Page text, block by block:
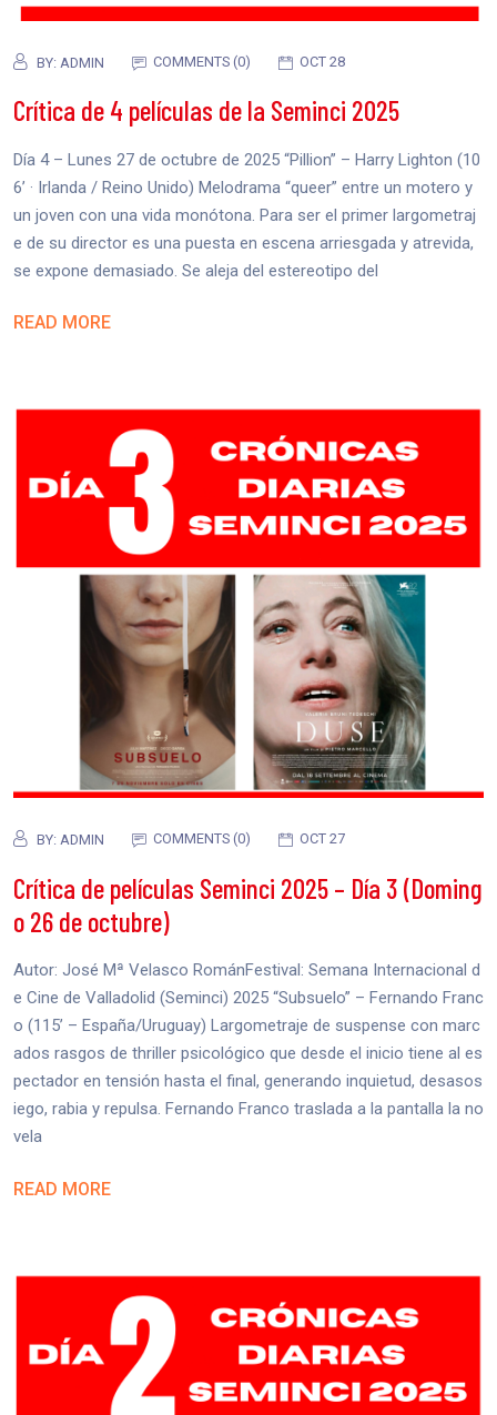
BY: ADMIN COMMENTS (0) OCT 28
Crítica de 4 películas de la Seminci 2025
Día 4 – Lunes 27 de octubre de 2025 “Pillion” – Harry Lighton (10
6’ · Irlanda / Reino Unido) Melodrama “queer” entre un motero y
un joven con una vida monótona. Para ser el primer largometraj
e de su director es una puesta en escena arriesgada y atrevida,
se expone demasiado. Se aleja del estereotipo del
READ MORE
BY: ADMIN COMMENTS (0) OCT 27
Crítica de películas Seminci 2025 – Día 3 (Doming
o 26 de octubre)
Autor: José Mª Velasco RománFestival: Semana Internacional d
e Cine de Valladolid (Seminci) 2025 “Subsuelo” – Fernando Franc
o (115’ – España/Uruguay) Largometraje de suspense con marc
ados rasgos de thriller psicológico que desde el inicio tiene al es
pectador en tensión hasta el final, generando inquietud, desasos
iego, rabia y repulsa. Fernando Franco traslada a la pantalla la no
vela
READ MORE